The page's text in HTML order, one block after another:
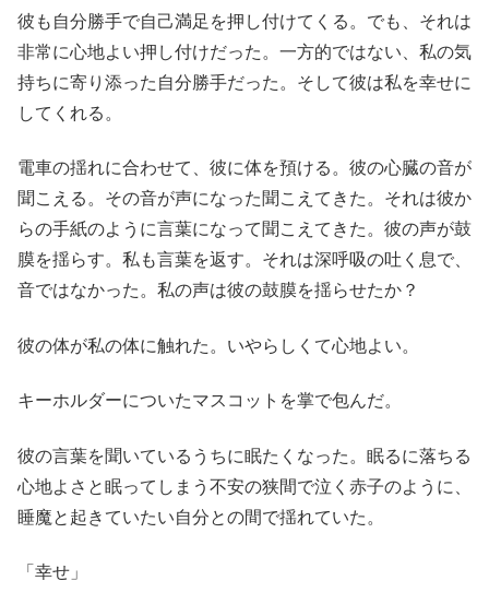
彼も自分勝手で自己満足を押し付けてくる。でも、それは
非常に心地よい押し付けだった。一方的ではない、私の気
持ちに寄り添った自分勝手だった。そして彼は私を幸せに
してくれる。
電車の揺れに合わせて、彼に体を預ける。彼の心臓の音が
聞こえる。その音が声になった聞こえてきた。それは彼か
らの手紙のように言葉になって聞こえてきた。彼の声が鼓
膜を揺らす。私も言葉を返す。それは深呼吸の吐く息で、
音ではなかった。私の声は彼の鼓膜を揺らせたか？
彼の体が私の体に触れた。いやらしくて心地よい。
キーホルダーについたマスコットを掌で包んだ。
彼の言葉を聞いているうちに眠たくなった。眠るに落ちる
心地よさと眠ってしまう不安の狭間で泣く赤子のように、
睡魔と起きていたい自分との間で揺れていた。
「幸せ」